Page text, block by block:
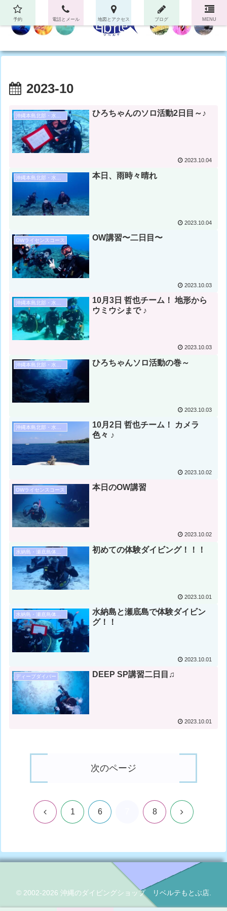
2023-10
ひろちゃんのソロ活動2日目～♪
2023.10.04
沖縄本島北部・水納島・瀬底島ダイビング 本日、雨時々晴れ
2023.10.04
OWライセンスコース OW講習〜二日目〜
2023.10.03
10月3日 哲也チーム！ 地形から
ウミウシまで ♪
2023.10.03
ひろちゃんソロ活動の巻～
2023.10.03
10月2日 哲也チーム！ カメラ
色々 ♪
2023.10.02
OWライセンスコース 本日のOW講習
2023.10.02
初めての体験ダイビング！！！
2023.10.01
水納島と瀬底島で体験ダイビン
グ！！
2023.10.01
ディープダイバー DEEP SP講習二日目♫
2023.10.01
次のページ
前 1 6 8 次
© 2002-2026 沖縄のダイビングショップ リベルテもとぶ店.
予約 電話とメール 地図とアクセス ブログ MENU